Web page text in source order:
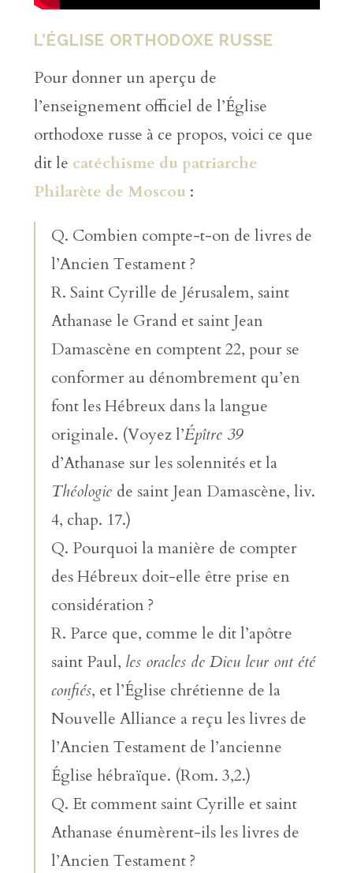
L’ÉGLISE ORTHODOXE RUSSE
Pour donner un aperçu de
l’enseignement officiel de l’Église
orthodoxe russe à ce propos, voici ce que
dit le catéchisme du patriarche
Philarète de Moscou :
Q. Combien compte-t-on de livres de
l’Ancien Testament ?
R. Saint Cyrille de Jérusalem, saint
Athanase le Grand et saint Jean
Damascène en comptent 22, pour se
conformer au dénombrement qu’en
font les Hébreux dans la langue
originale. (Voyez l’Épître 39
d’Athanase sur les solennités et la
Théologie de saint Jean Damascène, liv.
4, chap. 17.)
Q. Pourquoi la manière de compter
des Hébreux doit-elle être prise en
considération ?
R. Parce que, comme le dit l’apôtre
saint Paul, les oracles de Dieu leur ont été
confiés, et l’Église chrétienne de la
Nouvelle Alliance a reçu les livres de
l’Ancien Testament de l’ancienne
Église hébraïque. (Rom. 3,2.)
Q. Et comment saint Cyrille et saint
Athanase énumèrent-ils les livres de
l’Ancien Testament ?